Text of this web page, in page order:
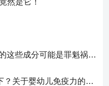
然是它！
宝宝胃肠道不适？奶粉中的这些成分可能是罪魁祸首！
宝宝总生病就是免疫力低下？关于婴幼儿免疫力的真相，家长必须了解！